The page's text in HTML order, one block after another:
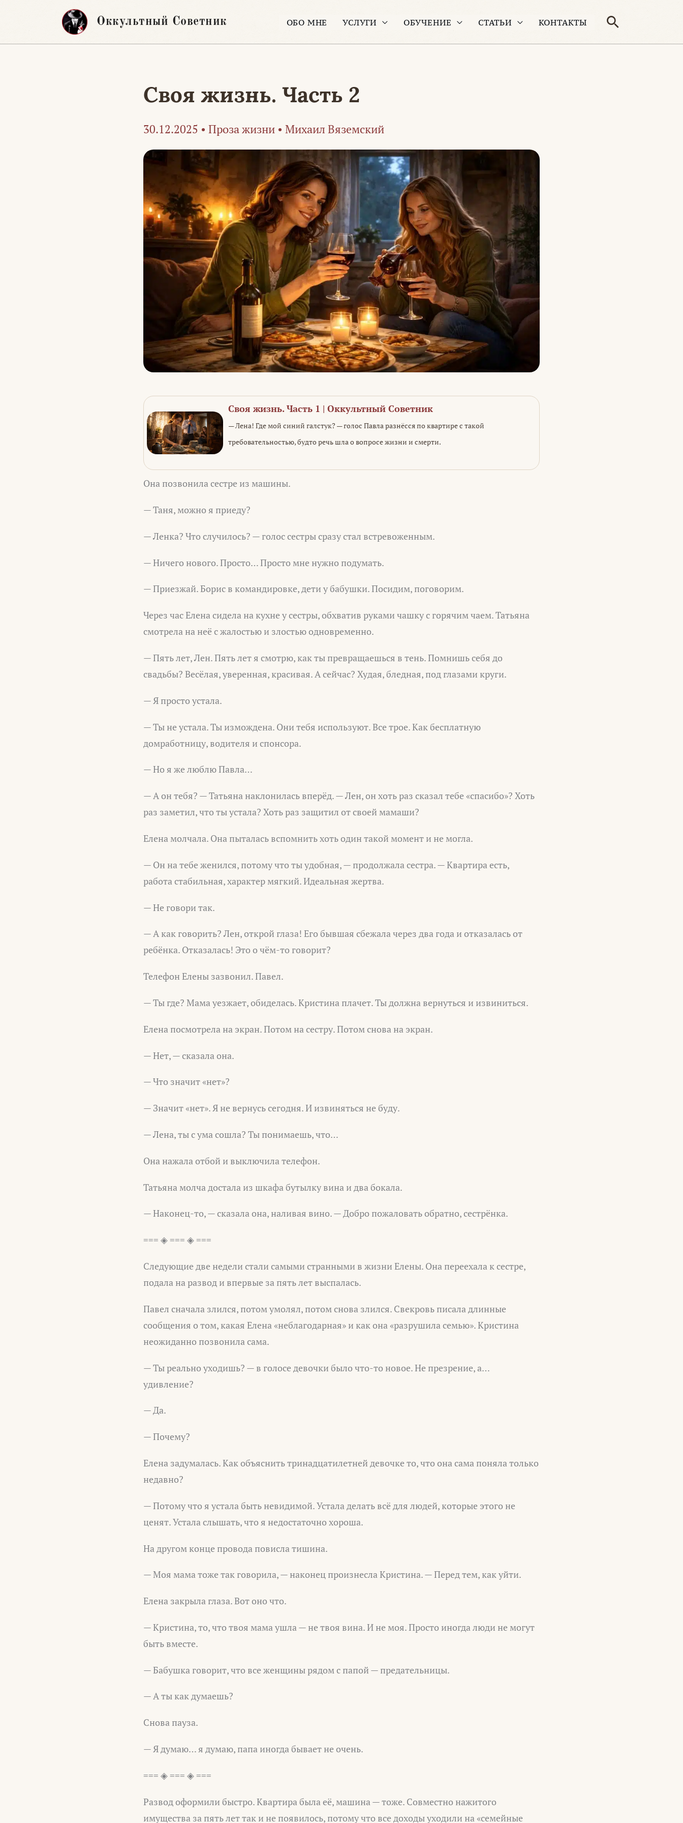
Оккультный Советник ОБО МНЕ УСЛУГИ ОБУЧЕНИЕ СТАТЬИ КОНТАКТЫ Поиск
Своя жизнь. Часть 2
30.12.2025 • Проза жизни • Михаил Вяземский
Своя жизнь. Часть 1 | Оккультный Советник
— Лена! Где мой синий галстук? — голос Павла разнёсся по квартире с такой
требовательностью, будто речь шла о вопросе жизни и смерти.
Она позвонила сестре из машины.
— Таня, можно я приеду?
— Ленка? Что случилось? — голос сестры сразу стал встревоженным.
— Ничего нового. Просто… Просто мне нужно подумать.
— Приезжай. Борис в командировке, дети у бабушки. Посидим, поговорим.
Через час Елена сидела на кухне у сестры, обхватив руками чашку с горячим чаем. Татьяна
смотрела на неё с жалостью и злостью одновременно.
— Пять лет, Лен. Пять лет я смотрю, как ты превращаешься в тень. Помнишь себя до
свадьбы? Весёлая, уверенная, красивая. А сейчас? Худая, бледная, под глазами круги.
— Я просто устала.
— Ты не устала. Ты измождена. Они тебя используют. Все трое. Как бесплатную
домработницу, водителя и спонсора.
— Но я же люблю Павла…
— А он тебя? — Татьяна наклонилась вперёд. — Лен, он хоть раз сказал тебе «спасибо»? Хоть
раз заметил, что ты устала? Хоть раз защитил от своей мамаши?
Елена молчала. Она пыталась вспомнить хоть один такой момент и не могла.
— Он на тебе женился, потому что ты удобная, — продолжала сестра. — Квартира есть,
работа стабильная, характер мягкий. Идеальная жертва.
— Не говори так.
— А как говорить? Лен, открой глаза! Его бывшая сбежала через два года и отказалась от
ребёнка. Отказалась! Это о чём-то говорит?
Телефон Елены зазвонил. Павел.
— Ты где? Мама уезжает, обиделась. Кристина плачет. Ты должна вернуться и извиниться.
Елена посмотрела на экран. Потом на сестру. Потом снова на экран.
— Нет, — сказала она.
— Что значит «нет»?
— Значит «нет». Я не вернусь сегодня. И извиняться не буду.
— Лена, ты с ума сошла? Ты понимаешь, что…
Она нажала отбой и выключила телефон.
Татьяна молча достала из шкафа бутылку вина и два бокала.
— Наконец-то, — сказала она, наливая вино. — Добро пожаловать обратно, сестрёнка.
=== ◈ === ◈ ===
Следующие две недели стали самыми странными в жизни Елены. Она переехала к сестре,
подала на развод и впервые за пять лет выспалась.
Павел сначала злился, потом умолял, потом снова злился. Свекровь писала длинные
сообщения о том, какая Елена «неблагодарная» и как она «разрушила семью». Кристина
неожиданно позвонила сама.
— Ты реально уходишь? — в голосе девочки было что-то новое. Не презрение, а…
удивление?
— Да.
— Почему?
Елена задумалась. Как объяснить тринадцатилетней девочке то, что она сама поняла только
недавно?
— Потому что я устала быть невидимой. Устала делать всё для людей, которые этого не
ценят. Устала слышать, что я недостаточно хороша.
На другом конце провода повисла тишина.
— Моя мама тоже так говорила, — наконец произнесла Кристина. — Перед тем, как уйти.
Елена закрыла глаза. Вот оно что.
— Кристина, то, что твоя мама ушла — не твоя вина. И не моя. Просто иногда люди не могут
быть вместе.
— Бабушка говорит, что все женщины рядом с папой — предательницы.
— А ты как думаешь?
Снова пауза.
— Я думаю… я думаю, папа иногда бывает не очень.
=== ◈ === ◈ ===
Развод оформили быстро. Квартира была её, машина — тоже. Совместно нажитого
имущества за пять лет так и не появилось, потому что все доходы уходили на «семейные